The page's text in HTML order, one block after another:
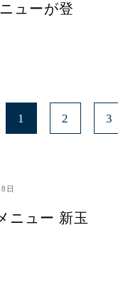
ューが登
1 2 3
日
ニュー 新玉